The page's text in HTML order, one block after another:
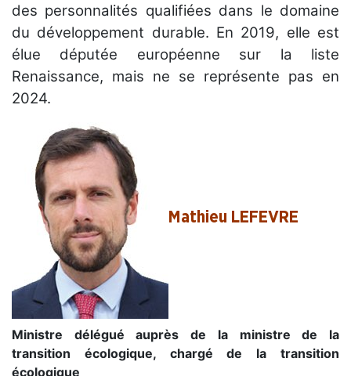
des personnalités qualifiées dans le domaine
du développement durable. En 2019, elle est
élue députée européenne sur la liste
Renaissance, mais ne se représente pas en
2024.
Mathieu LEFEVRE
Ministre délégué auprès de la ministre de la
transition écologique, chargé de la transition
écologique